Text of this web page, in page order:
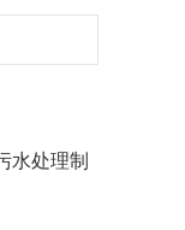
水处理制